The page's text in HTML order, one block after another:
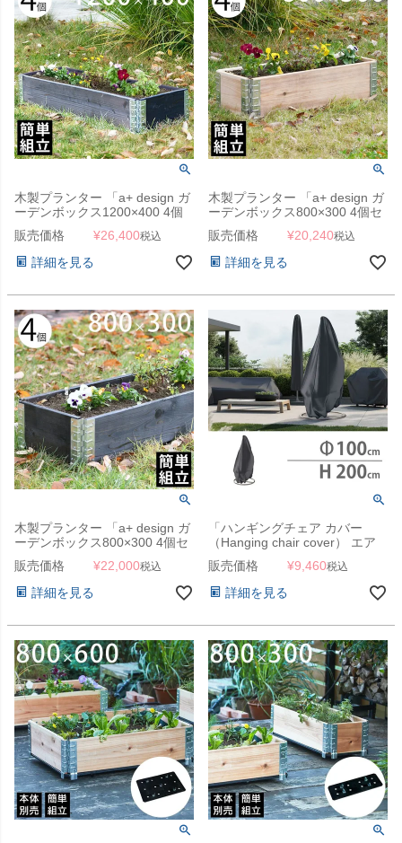
木製プランター 「a+ design ガ
ーデンボックス1200×400 4個
セット ブラック」
販売価格 ¥26,400税込
詳細を見る
木製プランター 「a+ design ガ
ーデンボックス800×300 4個セ
ット ナチュラル」
販売価格 ¥20,240税込
詳細を見る
木製プランター 「a+ design ガ
ーデンボックス800×300 4個セ
ット ブラック」
販売価格 ¥22,000税込
詳細を見る
「ハンギングチェア カバー
（Hanging chair cover） エア
ロカバー（AeroCover） #7969
100x200cm」【沖縄・離島は送
料要見積り】
販売価格 ¥9,460税込
詳細を見る